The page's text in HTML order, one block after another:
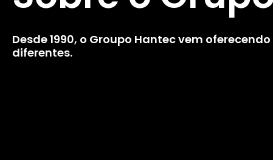
Desde 1990, o Groupo Hantec vem
diferentes.